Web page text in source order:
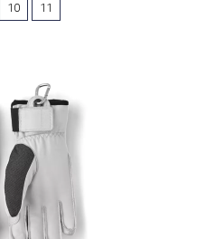
10 11